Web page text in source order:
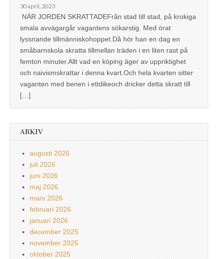
30 april, 2023
NÄR JORDEN SKRATTADEFrån stad till stad, på krokiga
smala avvägargår vagantens sökarstig. Med örat
lyssnande tillmänniskohoppet.Då hör han en dag en
småbarnskola skratta tillmellan träden i en liten rast på
femton minuter.Allt vad en köping äger av uppriktighet
och naivismskrattar i denna kvart.Och hela kvarten sitter
vaganten med benen i ettdikeoch dricker detta skratt till
[…]
ARKIV
augusti 2026
juli 2026
juni 2026
maj 2026
mars 2026
februari 2026
januari 2026
december 2025
november 2025
oktober 2025